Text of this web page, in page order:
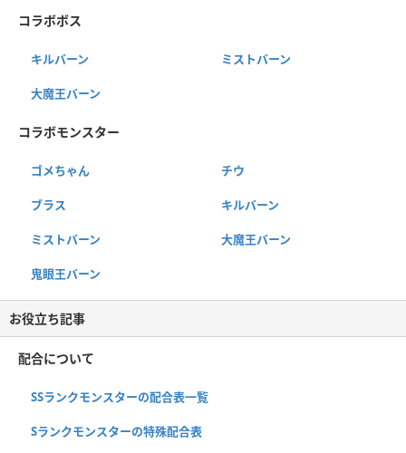
コラボボス
キルバーン ミストバーン
大魔王バーン
コラボモンスター
ゴメちゃん チウ
ブラス キルバーン
ミストバーン 大魔王バーン
鬼眼王バーン
お役立ち記事
配合について
SSランクモンスターの配合表一覧
Sランクモンスターの特殊配合表